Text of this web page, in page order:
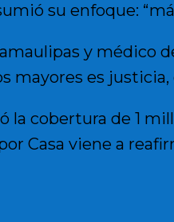
su enfoque:
y médico
mayores es justicia,
la cobertura de 1
Casa viene a